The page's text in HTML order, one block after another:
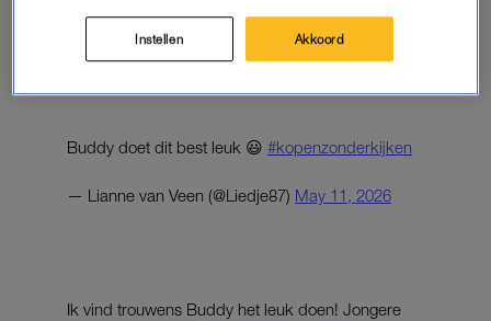
— Lien (@C80814621) May 11, 2026
Buddy doet dit best leuk 😃 #kopenzonderkijken
— Lianne van Veen (@Liedje87) May 11, 2026
Ik vind trouwens Buddy het leuk doen! Jongere
Instellen Akkoord